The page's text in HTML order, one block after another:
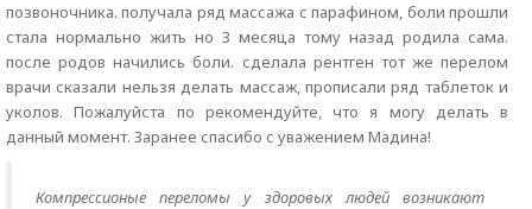
позвоночника. получала ряд массажа с парафином, боли прошли
стала нормально жить но 3 месяца тому назад родила сама.
после родов начились боли. сделала рентген тот же перелом
врачи сказали нельзя делать массаж, прописали ряд таблеток и
уколов. Пожалуйста по рекомендуйте, что я могу делать в
данный момент. Заранее спасибо с уважением Мадина!
Компрессионые переломы у здоровых людей возникают